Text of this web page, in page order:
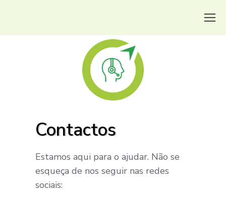
Contactos
Estamos aqui para o ajudar. Não se
esqueça de nos seguir nas redes
sociais: